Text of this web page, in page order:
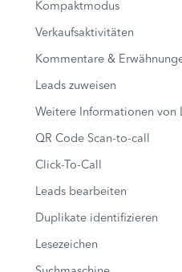
Kompaktmodus
Verkaufsaktivitäten
Kommentare &
Leads zuweisen
Weitere Informationen von
QR Code Scan-to-call
Click-To-Call
Leads bearbeiten
Duplikate identifizieren
Lesezeichen